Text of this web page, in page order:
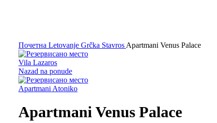
Почетна Letovanje Grčka Stavros Apartmani Venus Palace
Vila Lazaros
Nazad na ponude
Apartmani Atoniko
Apartmani Venus Palace